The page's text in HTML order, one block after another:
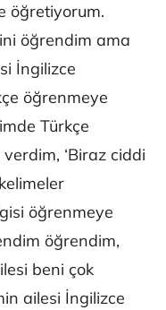
öğretiyorum.
öğrendim ama
İngilizce
öğrenmeye
Türkçe
‘Biraz ciddi
öğrenmeye
öğrendim,
beni çok
ailesi İngilizce